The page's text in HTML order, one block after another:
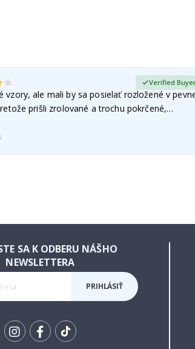
vzory, ale mali by sa posielať rozložené v
prišli zrolované a trochu pokrčené,…
Verified
SA K ODBERU NÁŠHO
NEWSLETTERA
PRIHLÁSIŤ